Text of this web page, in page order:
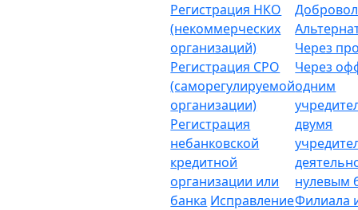
Регистрация НКО
(некоммерческих
организаций)
Регистрация СРО
(саморегулируемой
организации)
Регистрация
небанковской
кредитной
организации или
банка Исправление
Через
Через
одним
двумя
нулевым
Филиала